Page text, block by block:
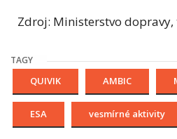
Zdroj: Ministerstvo dopravy,
TAGY
QUIVIK AMBIC
ESA vesmírné aktivity